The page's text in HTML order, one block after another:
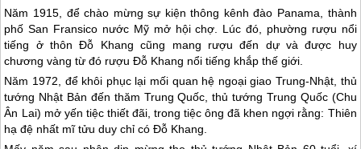
Năm 1915, để chào mừng sự kiện thông kênh đào Panama, thành
phố San Fransico nước Mỹ mở hội chợ. Lúc đó, phường rượu nổi
tiếng ở thôn Đỗ Khang cũng mang rượu đến dự và được huy
chương vàng từ đó rượu Đỗ Khang nổi tiếng khắp thế giới.
Năm 1972, để khôi phục lại mối quan hệ ngoại giao Trung-Nhật, thủ
tướng Nhật Bản đến thăm Trung Quốc , thủ tướng Trung Quốc(Chu
Ân Lai) mở yến tiệc thiết đãi, trong tiệc ông đã khen ngợi rằng: Thiên
hạ đệ nhất mĩ tửu duy chỉ có Đỗ Khang.